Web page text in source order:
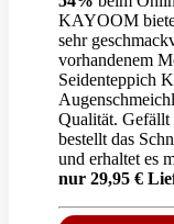
KAYOOM
sehr
vorhandenem
Seidenteppich
Qualität. Gefällt
bestellt das
und erhaltet es
nur 29,95 €